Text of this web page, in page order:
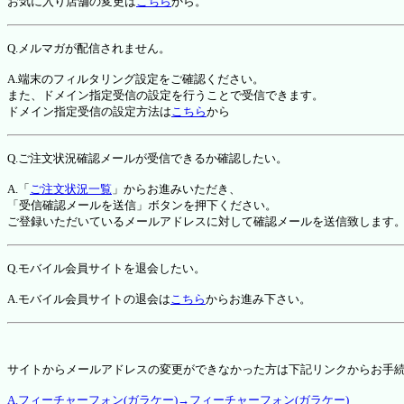
Q.メルマガが配信されません。
A.端末のフィルタリング設定をご確認ください。
また、ドメイン指定受信の設定を行うことで受信できます。
ドメイン指定受信の設定方法はこちらから
Q.ご注文状況確認メールが受信できるか確認したい。
A.「 ご注文状況一覧 」からお進みいただき、
「受信確認メールを送信」ボタンを押下ください。
ご登録いただいているメールアドレスに対して確認メールを送信致します。
Q.モバイル会員サイトを退会したい。
A.モバイル会員サイトの退会はこちらからお進み下さい。
サイトからメールアドレスの変更ができなかった方は下記リンクからお手
A.フィーチャーフォン(ガラケー)→フィーチャーフォン(ガラケー)